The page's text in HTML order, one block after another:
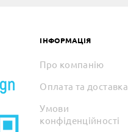
ІНФОРМАЦІЯ
Про компанію
Оплата та доставка
Умови
конфіденційності